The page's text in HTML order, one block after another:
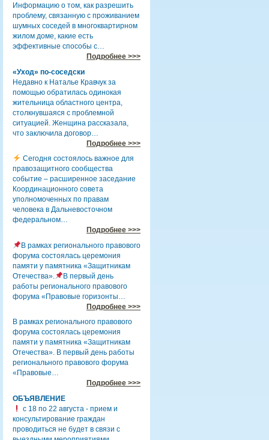
Информацию о том, как разрешить
проблему, связанную с проживанием
шумных соседей в многоквартирном
жилом доме, какие есть
эффективные способы с…
Подробнее >>>
«Уход» по-соседски
Недавно к Наталье Кравчук за
помощью обратилась одинокая
жительница областного центра,
столкнувшаяся с проблемной
ситуацией. Женщина рассказала,
что заключила договор…
Подробнее >>>
Сегодня состоялось важное для
правозащитного сообщества
событие – расширенное заседание
Координационного совета
уполномоченных по правам
человека в Дальневосточном
федеральном…
Подробнее >>>
В рамках регионального правового
форума состоялась церемония
памяти у памятника «Защитникам
Отечества».
В первый день
работы регионального правового
форума «Правовые горизонты…
Подробнее >>>
В рамках регионального правового
форума состоялась церемония
памяти у памятника «Защитникам
Отечества». В первый день работы
регионального правового форума
«Правовые…
Подробнее >>>
ОБЪЯВЛЕНИЕ
с 18 по 22 августа - прием и
консультирование граждан
проводиться не будет в связи с